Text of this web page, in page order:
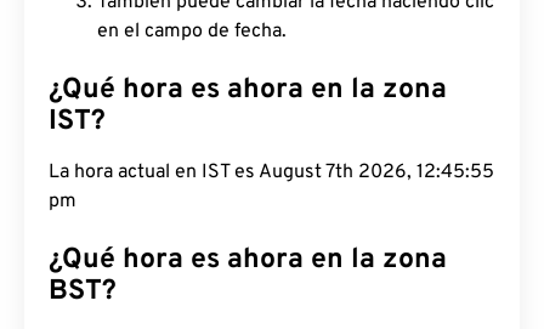
en el campo de fecha.
¿Qué hora es ahora en la zona
IST?
La hora actual en IST es August 7th 2026, 12:45:56
pm
¿Qué hora es ahora en la zona
BST?